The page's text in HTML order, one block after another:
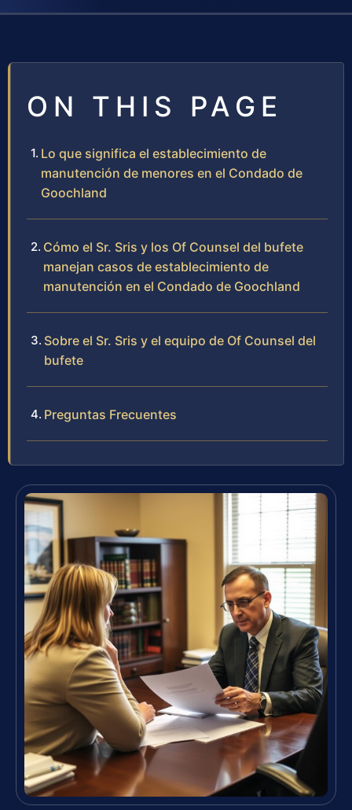
ON THIS PAGE
Lo que significa el establecimiento de
manutención de menores en el Condado de
Goochland
Cómo el Sr. Sris y los Of Counsel del bufete
manejan casos de establecimiento de
manutención en el Condado de Goochland
Sobre el Sr. Sris y el equipo de Of Counsel del
bufete
Preguntas Frecuentes